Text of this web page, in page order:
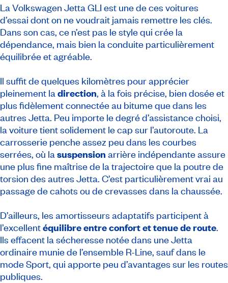
La Volkswagen Jetta GLI est une de ces voitures
d’essai dont on ne voudrait jamais remettre les clés.
Dans son cas, ce n’est pas le style qui crée la
dépendance, mais bien la conduite particulièrement
équilibrée et agréable.
Il suffit de quelques kilomètres pour apprécier
pleinement la direction, à la fois précise, bien dosée et
plus fidèlement connectée au bitume que dans les
autres Jetta. Peu importe le degré d’assistance choisi,
la voiture tient solidement le cap sur l’autoroute. La
carrosserie penche assez peu dans les courbes
serrées, où la suspension arrière indépendante assure
une plus fine maîtrise de la trajectoire que la poutre de
torsion des autres Jetta. C’est particulièrement vrai au
passage de cahots ou de crevasses dans la chaussée.
D’ailleurs, les amortisseurs adaptatifs participent à
l’excellentéquilibre entre confort et tenue de route.
Ils effacent la sécheresse notée dans une Jetta
ordinaire munie de l’ensemble R-Line, sauf dans le
mode Sport, qui apporte peu d’avantages sur les routes
publiques.